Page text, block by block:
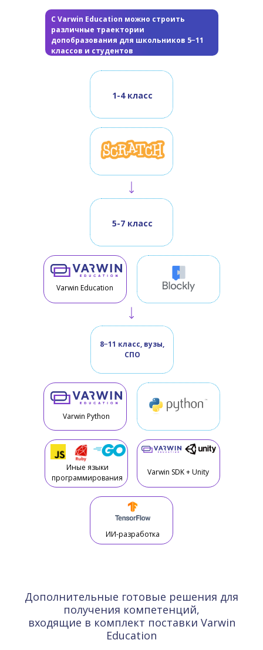
С Varwin Education можно строить
различные траектории
допобразования для школьников 5−11
классов и студентов
1-4 класс
5-7 класс
8−11 класс, вузы,
СПО
Varwin Python
Varwin SDK + Unity
ИИ-разработка
Varwin Education
Иные языки
программирования
Дополнительные готовые решения для
получения компетенций,
входящие в комплект поставки Varwin
Education